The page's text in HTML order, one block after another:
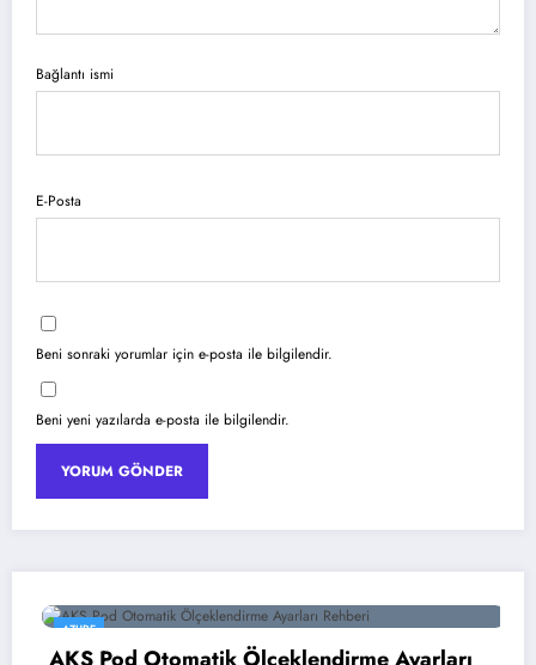
Bağlantı ismi
E-Posta
Beni sonraki yorumlar için e-posta ile bilgilendir.
Beni yeni yazılarda e-posta ile bilgilendir.
AZURE